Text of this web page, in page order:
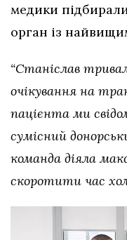
медики
орган із
“Станіслав
очікування на
пацієнта ми
сумісний
команда діяла
скоротити час